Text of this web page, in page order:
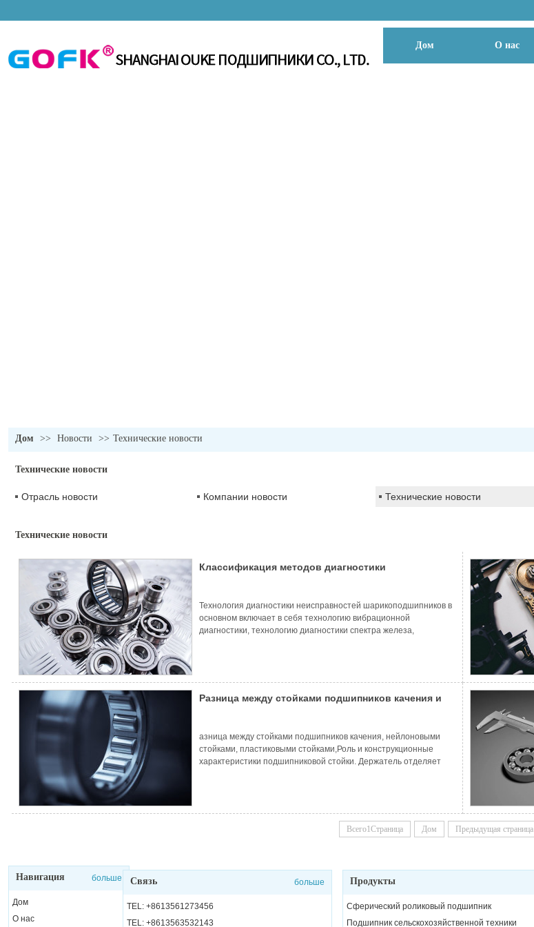
Дом О нас
Дом >> Новости >> Технические новости
Технические новости
Отрасль новости Компании новости Технические новости
Технические новости
Классификация методов диагностики
Технология диагностики неисправностей шарикоподшипников в
основном включает в себя технологию вибрационной
диагностики, технологию диагностики спектра железа,
Разница между стойками подшипников качения и
азница между стойками подшипников качения, нейлоновыми
стойками, пластиковыми стойками,Роль и конструкционные
характеристики подшипниковой стойки. Держатель отделяет
Всего1Страница Дом Предыдущая страница
Навигация больше
Дом
О нас
Связь больше
TEL: +8613561273456
TEL: +8613563532143
Продукты
Сферический роликовый подшипник
Подшипник сельскохозяйственной техники